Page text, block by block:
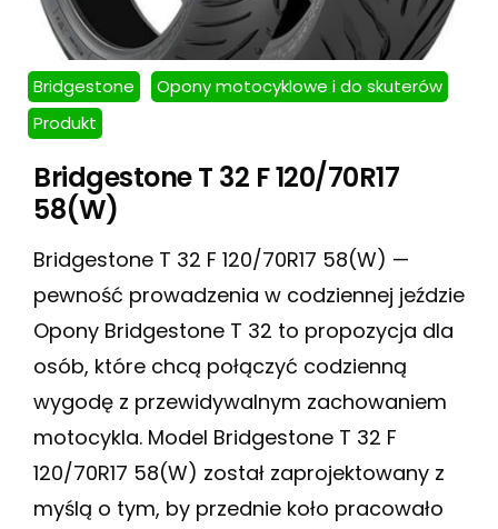
Bridgestone
Opony motocyklowe i do skuterów
Produkt
Bridgestone T 32 F 120/70R17
58(W)
Bridgestone T 32 F 120/70R17 58(W) —
pewność prowadzenia w codziennej jeździe
Opony Bridgestone T 32 to propozycja dla
osób, które chcą połączyć codzienną
wygodę z przewidywalnym zachowaniem
motocykla. Model Bridgestone T 32 F
120/70R17 58(W) został zaprojektowany z
myślą o tym, by przednie koło pracowało